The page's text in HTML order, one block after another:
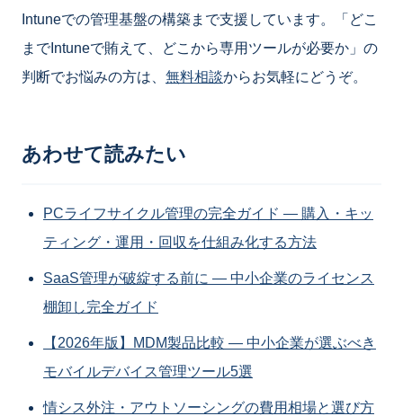
Intuneでの管理基盤の構築まで支援しています。「どこ
までIntuneで賄えて、どこから専用ツールが必要か」の
判断でお悩みの方は、 無料相談からお気軽にどうぞ。
あわせて読みたい
PCライフサイクル管理の完全ガイド ― 購入・キッ
ティング・運用・回収を仕組み化する方法
SaaS管理が破綻する前に ― 中小企業のライセンス
棚卸し完全ガイド
【2026年版】MDM製品比較 ― 中小企業が選ぶべき
モバイルデバイス管理ツール5選
情シス外注・アウトソーシングの費用相場と選び方